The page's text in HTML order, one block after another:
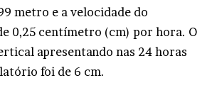
metro e a velocidade do
0,25 centímetro (cm) por hora. O
apresentando nas 24 horas
foi de 6 cm.